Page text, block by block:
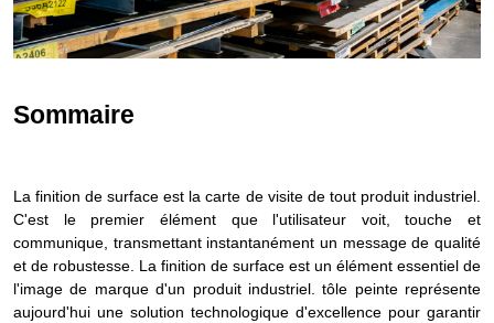
Sommaire
La finition de surface est la carte de visite de tout produit industriel.
C'est le premier élément que l'utilisateur voit, touche et
communique, transmettant instantanément un message de qualité
et de robustesse. La finition de surface est un élément essentiel de
l'image de marque d'un produit industriel.tôle peinte représente
aujourd'hui une solution technologique d'excellence pour garantir